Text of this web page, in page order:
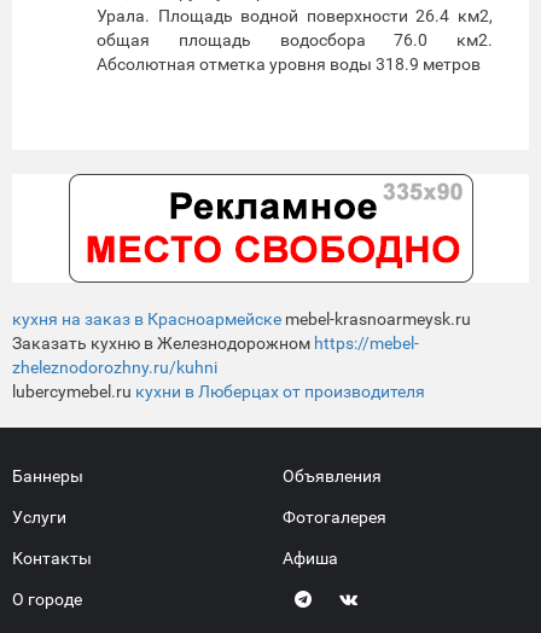
Урала. Площадь водной поверхности 26.4 км2,
общая площадь водосбора 76.0 км2.
Абсолютная отметка уровня воды 318.9 метров
кухня на заказ в Красноармейске mebel-krasnoarmeysk.ru
Заказать кухню в Железнодорожном https://mebel-
zheleznodorozhny.ru/kuhni
lubercymebel.ru кухни в Люберцах от производителя
Баннеры
Услуги
Контакты
О городе
Объявления
Фотогалерея
Афиша